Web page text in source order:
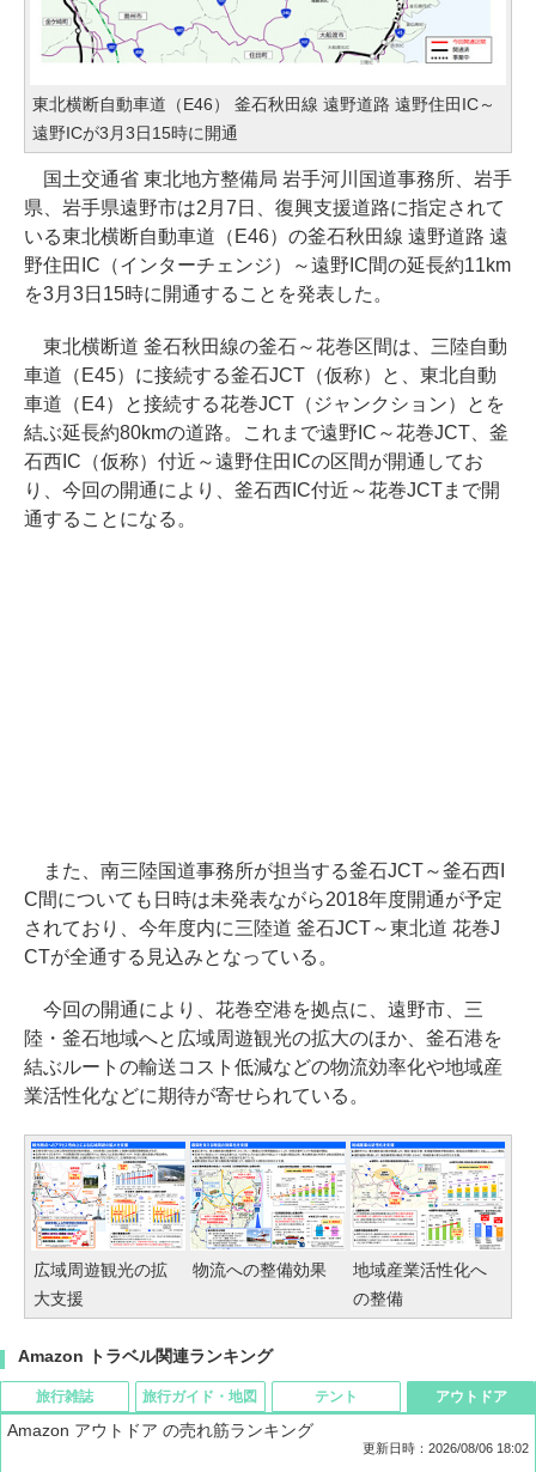
東北横断自動車道（E46） 釜石秋田線 遠野道路 遠野住田IC～
遠野ICが3月3日15時に開通
国土交通省 東北地方整備局 岩手河川国道事務所、岩手
県、岩手県遠野市は2月7日、復興支援道路に指定されて
いる東北横断自動車道（E46）の釜石秋田線 遠野道路 遠
野住田IC（インターチェンジ）～遠野IC間の延長約11km
を3月3日15時に開通することを発表した。
東北横断道 釜石秋田線の釜石～花巻区間は、三陸自動
車道（E45）に接続する釜石JCT（仮称）と、東北自動
車道（E4）と接続する花巻JCT（ジャンクション）とを
結ぶ延長約80kmの道路。これまで遠野IC～花巻JCT、釜
石西IC（仮称）付近～遠野住田ICの区間が開通してお
り、今回の開通により、釜石西IC付近～花巻JCTまで開
通することになる。
また、南三陸国道事務所が担当する釜石JCT～釜石西I
C間についても日時は未発表ながら2018年度開通が予定
されており、今年度内に三陸道 釜石JCT～東北道 花巻J
CTが全通する見込みとなっている。
今回の開通により、花巻空港を拠点に、遠野市、三
陸・釜石地域へと広域周遊観光の拡大のほか、釜石港を
結ぶルートの輸送コスト低減などの物流効率化や地域産
業活性化などに期待が寄せられている。
広域周遊観光の拡
大支援
物流への整備効果
地域産業活性化へ
の整備
Amazon トラベル関連ランキング
旅行雑誌 旅行ガイド・地図 テント アウトドア
Amazon アウトドア の売れ筋ランキング
更新日時：2026/08/06 18:02